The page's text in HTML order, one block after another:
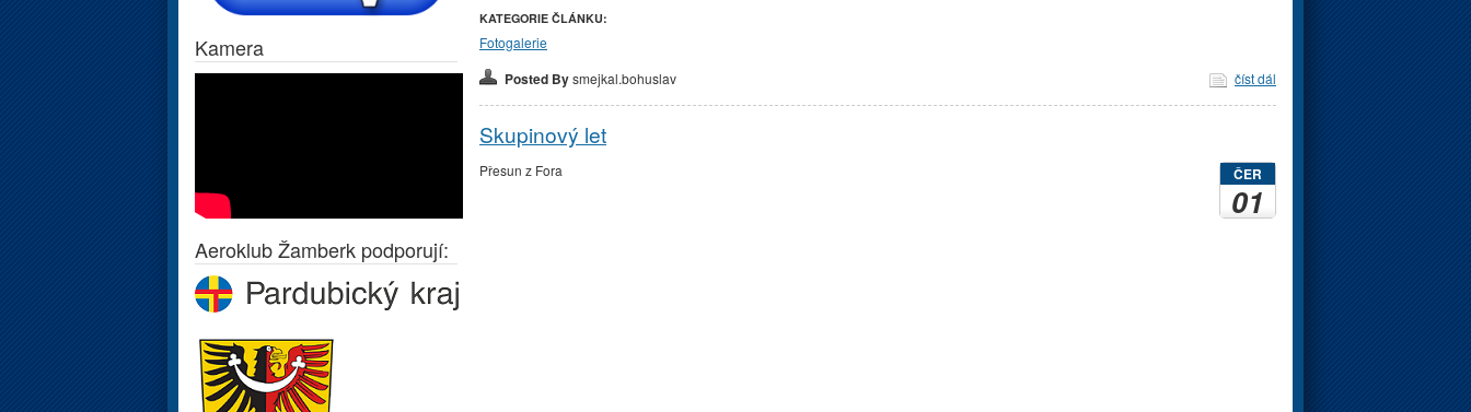
KATEGORIE ČLÁNKU:
Fotogalerie
Posted Bysmejkal.bohuslav číst dál
Skupinový let
ČER
01
Přesun z Fora
Kamera
Aeroklub Žamberk podporují: